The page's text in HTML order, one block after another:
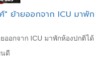
" ย้ายออกจาก ICU มาพัก
ออกจาก ICU มาพักห้องปกติได้
ดี